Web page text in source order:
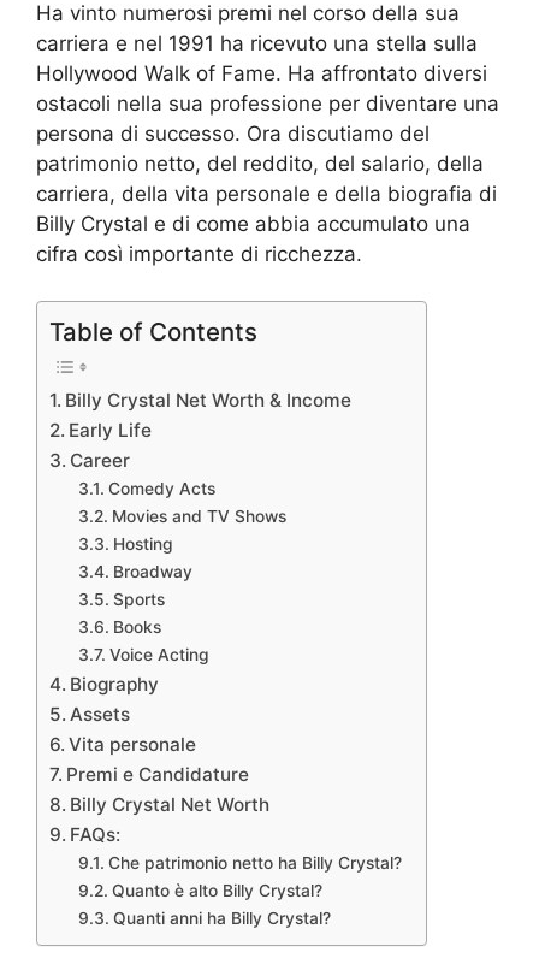
Ha vinto numerosi premi nel corso della sua
carriera e nel 1991 ha ricevuto una stella sulla
Hollywood Walk of Fame. Ha affrontato diversi
ostacoli nella sua professione per diventare una
persona di successo. Ora discutiamo del
patrimonio netto, del reddito, del salario, della
carriera, della vita personale e della biografia di
Billy Crystal e di come abbia accumulato una
cifra così importante di ricchezza.
Table of Contents
Billy Crystal Net Worth & Income
Early Life
Career
Comedy Acts
Movies and TV Shows
Hosting
Broadway
Sports
Books
Voice Acting
Biography
Assets
Vita personale
Premi e Candidature
Billy Crystal Net Worth
FAQs:
Che patrimonio netto ha Billy Crystal?
Quanto è alto Billy Crystal?
Quanti anni ha Billy Crystal?